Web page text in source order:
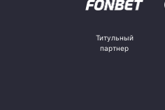
Титульный
партнер